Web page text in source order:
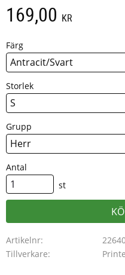
169,00 KR
Färg
Storlek
Grupp
Antal
st
Artikelnr
Tillverkare